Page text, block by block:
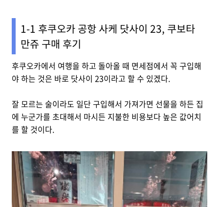
1-1 후쿠오카 공항 사케 닷사이 23, 쿠보타
만쥬 구매 후기
후쿠오카에서 여행을 하고 돌아올 때 면세점에서 꼭 구입해
야 하는 것은 바로 닷사이 23이라고 할 수 있겠다.
잘 모르는 술이라도 일단 구입해서 가져가면 선물을 하든 집
에 누군가를 초대해서 마시든 지불한 비용보다 높은 값어치
를 할 것이다.